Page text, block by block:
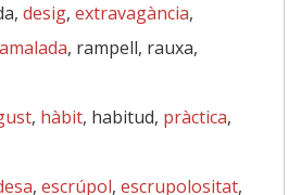
desig, extravagància,
, rampell, rauxa,
, hàbit, habitud, pràctica,
, escrúpol, escrupolositat,